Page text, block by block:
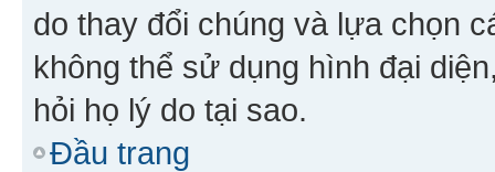
do thay đổi chúng và lựa chọn
không thể sử dụng hình đại
hỏi họ lý do tại sao.
Đầu trang